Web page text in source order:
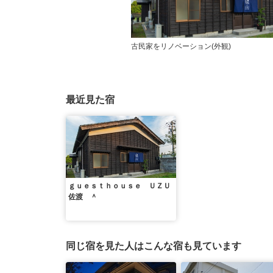
古民家をリノベーション(外観)
最近見た宿
ｇｕｅｓｔｈｏｕｓｅ ＵＺＵ
佐渡 ＾
同じ宿を見た人はこんな宿も見ています